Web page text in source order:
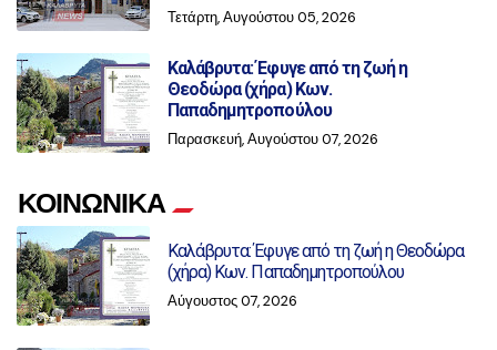
Τετάρτη, Αυγούστου 05, 2026
Καλάβρυτα: Έφυγε από τη ζωή η
Θεοδώρα (χήρα) Κων.
Παπαδημητροπούλου
Παρασκευή, Αυγούστου 07, 2026
ΚΟΙΝΩΝΙΚΑ
Καλάβρυτα: Έφυγε από τη ζωή η Θεοδώρα
(χήρα) Κων. Παπαδημητροπούλου
Αύγουστος 07, 2026